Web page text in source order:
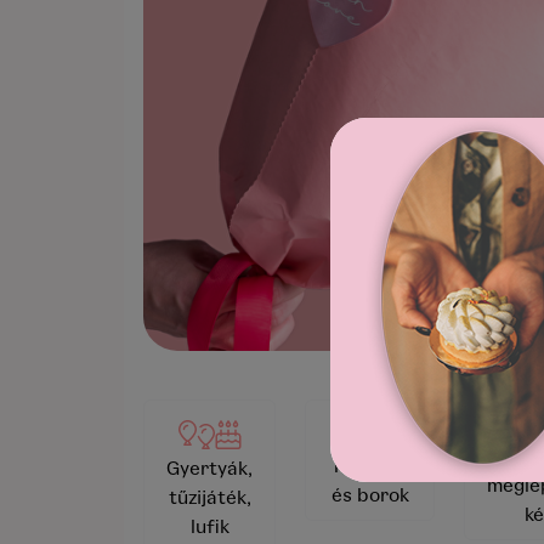
Gyertyák,
tűzijáték,
lufik
Pezsgők
és borok